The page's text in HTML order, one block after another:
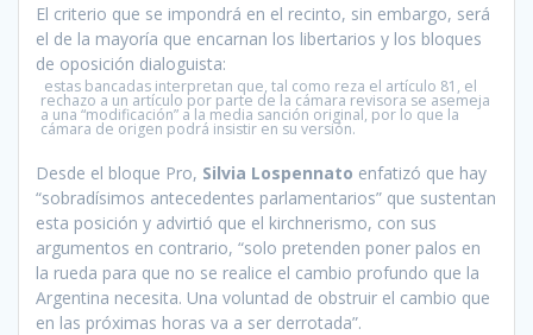
El criterio que se impondrá en el recinto, sin embargo, será
el de la mayoría que encarnan los libertarios y los bloques
de oposición dialoguista:
estas bancadas interpretan que, tal como reza el artículo 81, el
rechazo a un artículo por parte de la cámara revisora se asemeja
a una “modificación” a la media sanción original, por lo que la
cámara de origen podrá insistir en su versión.
Desde el bloque Pro, Silvia Lospennato enfatizó que hay
“sobradísimos antecedentes parlamentarios” que sustentan
esta posición y advirtió que el kirchnerismo, con sus
argumentos en contrario, “solo pretenden poner palos en
la rueda para que no se realice el cambio profundo que la
Argentina necesita. Una voluntad de obstruir el cambio que
en las próximas horas va a ser derrotada”.